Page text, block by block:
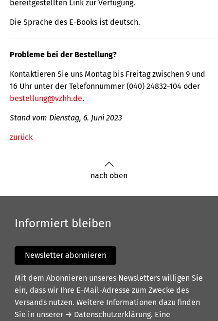
bereitgestellten Link zur Verfügung.
Die Sprache des E-Books ist deutsch.
Probleme bei der Bestellung?
Kontaktieren Sie uns Montag bis Freitag zwischen 9 und
16 Uhr unter der Telefonnummer (040) 24832-104 oder
bestellung@vzhh.de.
Stand vom Dienstag, 6. Juni 2023
zurück
nach oben
Informiert bleiben
Newsletter abonnieren
Mit dem Abonnieren unseres Newsletters willigen Sie
ein, dass wir Ihre E-Mail-Adresse zum Zwecke des
Versands nutzen. Weitere Informationen dazu finden
Sie in unserer → Datenschutzerklärung. Eine